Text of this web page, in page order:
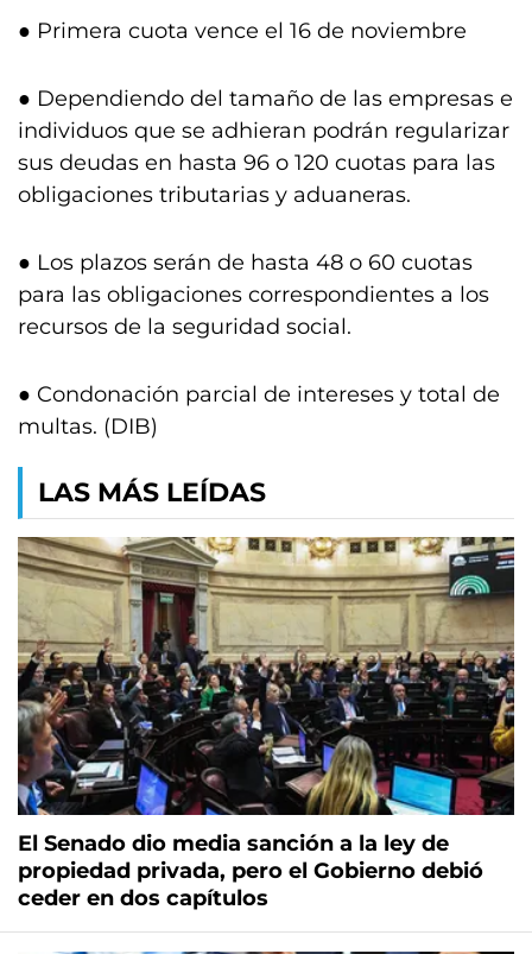
● Primera cuota vence el 16 de noviembre
● Dependiendo del tamaño de las empresas e
individuos que se adhieran podrán regularizar
sus deudas en hasta 96 o 120 cuotas para las
obligaciones tributarias y aduaneras.
● Los plazos serán de hasta 48 o 60 cuotas
para las obligaciones correspondientes a los
recursos de la seguridad social.
● Condonación parcial de intereses y total de
multas. (DIB)
LAS MÁS LEÍDAS
El Senado dio media sanción a la ley de
propiedad privada, pero el Gobierno debió
ceder en dos capítulos